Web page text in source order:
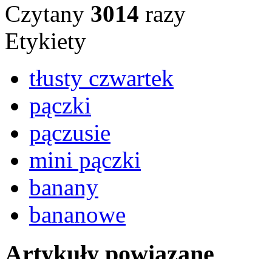
Czytany 3014 razy
Etykiety
tłusty czwartek
pączki
pączusie
mini pączki
banany
bananowe